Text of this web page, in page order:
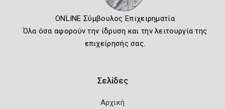
ONLINE Σύμβουλος Επιχειρηματία
Όλα όσα αφορούν την ίδρυση και την λειτουργία της
επιχείρησής σας.
Σελίδες
Αρχική